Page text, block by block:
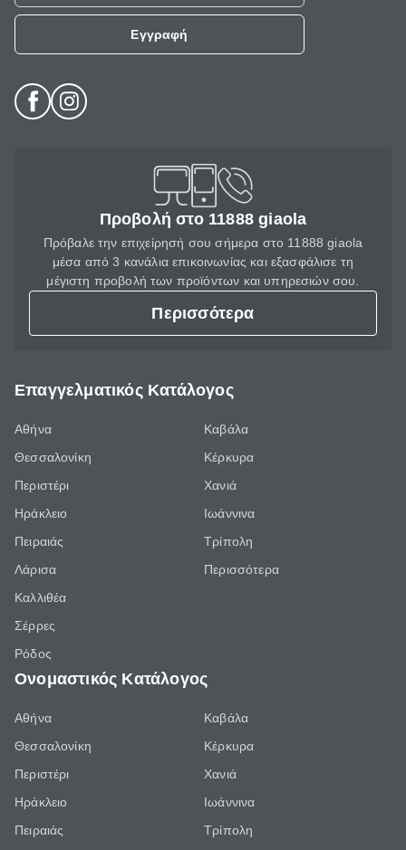
Εγγραφή
Προβολή στο 11888 giaola
Πρόβαλε την επιχείρησή σου σήμερα στο 11888 giaola
μέσα από 3 κανάλια επικοινωνίας και εξασφάλισε τη
μέγιστη προβολή των προϊόντων και υπηρεσιών σου.
Περισσότερα
Επαγγελματικός Κατάλογος
Αθήνα
Θεσσαλονίκη
Περιστέρι
Ηράκλειο
Πειραιάς
Λάρισα
Καλλιθέα
Σέρρες
Ρόδος
Καβάλα
Κέρκυρα
Χανιά
Ιωάννινα
Τρίπολη
Περισσότερα
Ονομαστικός Κατάλογος
Αθήνα
Θεσσαλονίκη
Περιστέρι
Ηράκλειο
Πειραιάς
Καβάλα
Κέρκυρα
Χανιά
Ιωάννινα
Τρίπολη